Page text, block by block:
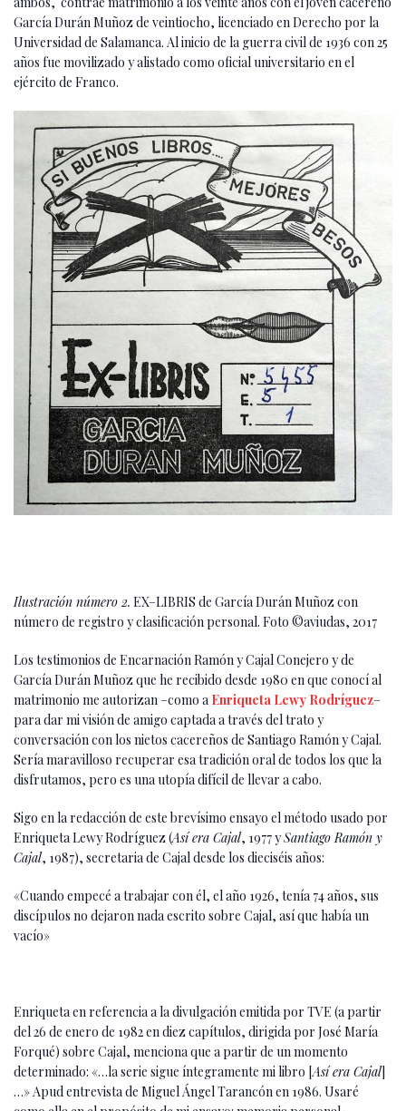
García Durán Muñoz de veintiocho, licenciado en Derecho por la
Universidad de Salamanca. Al inicio de la guerra civil de 1936 con 25
años fue movilizado y alistado como oficial universitario en el
ejército de Franco.
Ilustración número 2. EX–LIBRIS de García Durán Muñoz con
número de registro y clasificación personal. Foto ©aviudas, 2017
Los testimonios de Encarnación Ramón y Cajal Conejero y de
García Durán Muñoz que he recibido desde 1980 en que conocí al
matrimonio me autorizan –como a Enriqueta Lewy Rodríguez–
para dar mi visión de amigo captada a través del trato y
conversación con los nietos cacereños de Santiago Ramón y Cajal.
Sería maravilloso recuperar esa tradición oral de todos los que la
disfrutamos, pero es una utopía difícil de llevar a cabo.
Sigo en la redacción de este brevísimo ensayo el método usado por
Enriqueta Lewy Rodríguez (Así era Cajal, 1977 ySantiago Ramón y
Cajal, 1987), secretaria de Cajal desde los dieciséis años:
«Cuando empecé a trabajar con él, el año 1926, tenía 74 años, sus
discípulos no dejaron nada escrito sobre Cajal, así que había un
vacío»
Enriqueta en referencia a la divulgación emitida por TVE (a partir
del 26 de enero de 1982 en diez capítulos, dirigida por José María
Forqué) sobre Cajal, menciona que a partir de un momento
determinado: «…la serie sigue íntegramente mi libro [Así era Cajal]
…» Apud entrevista de Miguel Ángel Tarancón en 1986. Usaré